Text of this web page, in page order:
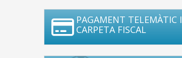
PAGAMENT TELEMÀTIC I
CARPETA FISCAL